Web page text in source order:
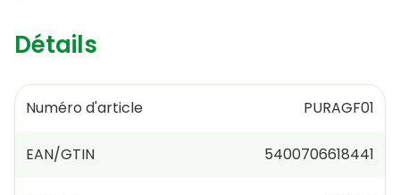
Détails
Numéro d'article PURAGF01
EAN/GTIN 5400706618441